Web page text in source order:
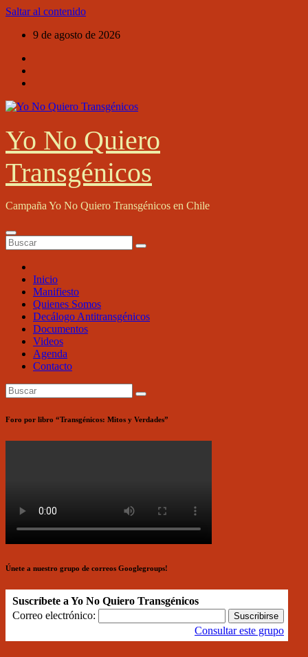
Saltar al contenido
9 de agosto de 2026
Yo No Quiero
Transgénicos
Campaña Yo No Quiero Transgénicos en Chile
Inicio
Manifiesto
Quienes Somos
Decálogo Antitransgénicos
Documentos
Videos
Agenda
Contacto
Foro por libro “Transgénicos: Mitos y Verdades”
Únete a nuestro grupo de correos Googlegroups!
Suscríbete a Yo No Quiero Transgénicos
Correo electrónico:
Consultar este grupo